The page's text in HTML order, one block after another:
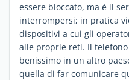
essere bloccato, ma è il
interrompersi; in pratica
dispositivi a cui gli
alle proprie reti. Il
benissimo in un altro
quella di far comunicare